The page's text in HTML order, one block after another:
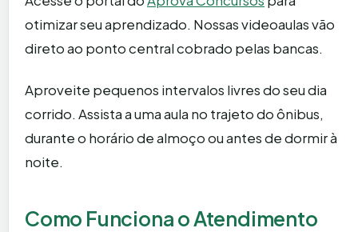
otimizar seu aprendizado. Nossas videoaulas vão
direto ao ponto central cobrado pelas bancas.
Aproveite pequenos intervalos livres do seu dia
corrido. Assista a uma aula no trajeto do ônibus,
durante o horário de almoço ou antes de dormir à
noite.
Como Funciona o Atendimento